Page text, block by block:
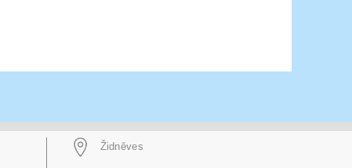
Židněves